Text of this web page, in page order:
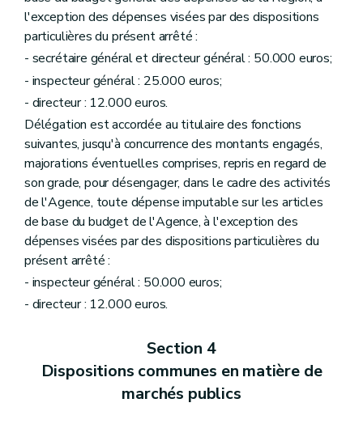
l'exception des dépenses visées par des dispositions
particulières du présent arrêté :
- secrétaire général et directeur général : 50.000 euros;
- inspecteur général : 25.000 euros;
- directeur : 12.000 euros.
Délégation est accordée au titulaire des fonctions
suivantes, jusqu'à concurrence des montants engagés,
majorations éventuelles comprises, repris en regard de
son grade, pour désengager, dans le cadre des activités
de l'Agence, toute dépense imputable sur les articles
de base du budget de l'Agence, à l'exception des
dépenses visées par des dispositions particulières du
présent arrêté :
- inspecteur général : 50.000 euros;
- directeur : 12.000 euros.
Section 4
Dispositions communes en matière de
marchés publics